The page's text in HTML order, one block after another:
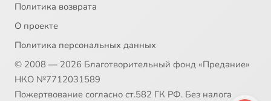
Политика возврата
О проекте
Политика персональных данных
© 2008 — 2026 Благотворительный фонд «Предание»
НКО №7712031589
Пожертвование согласно ст.582 ГК РФ. Без налога